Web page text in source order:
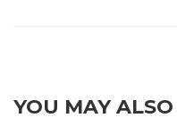
YOU MAY